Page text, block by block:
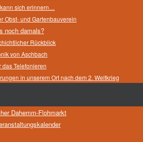
sich erinnern…
Obst- und Gartenbauverein
noch damals?
Rückblick
von Aschbach
das Telefonieren
in unserem Ort nach dem 2. Weltkrieg
Dahemm-Flohmarkt